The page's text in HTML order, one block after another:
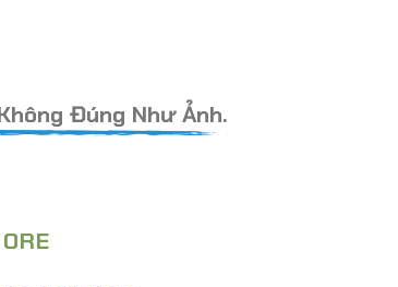
Đúng Như Ảnh.